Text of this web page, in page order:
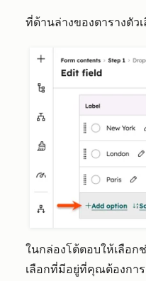
ที่ด้านล่างของตารางตัว
ในกล่องโต้ตอบให้เลือก
เลือกที่มีอยู่ที่คุณต้องกา